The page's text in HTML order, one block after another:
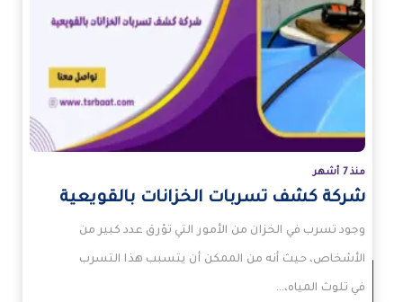
منذ 7 أشهر
شركة كشف تسربات الخزانات بالقويعية
وجود تسرب في الخزان من الأمور التي تؤرق عدد كبير من
الأشخاص، حيث أنه من الممكن أن يتسبب هذا التسرب
في تلوث المياه،…